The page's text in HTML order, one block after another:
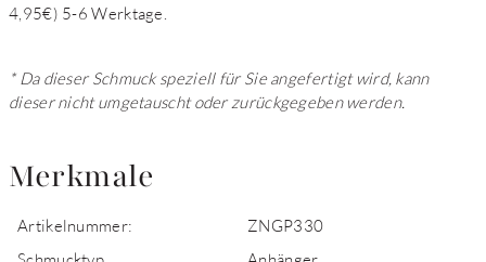
4,95€) 5-6 Werktage.
* Da dieser Schmuck speziell für Sie angefertigt wird, kann
dieser nicht umgetauscht oder zurückgegeben werden.
Merkmale
Artikelnummer:
ZNGP330